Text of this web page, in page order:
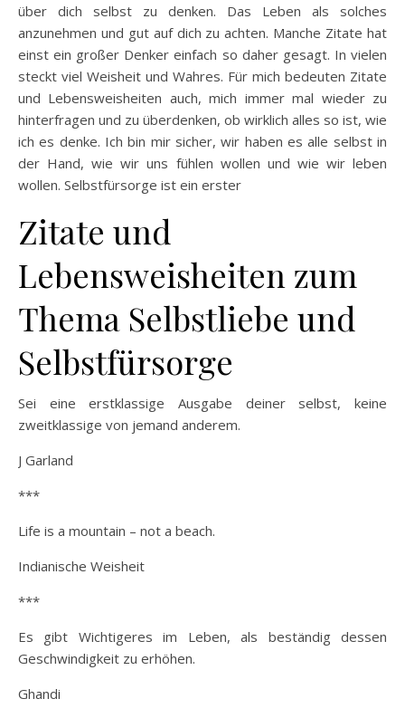
über dich selbst zu denken. Das Leben als solches
anzunehmen und gut auf dich zu achten. Manche Zitate hat
einst ein großer Denker einfach so daher gesagt. In vielen
steckt viel Weisheit und Wahres. Für mich bedeuten Zitate
und Lebensweisheiten auch, mich immer mal wieder zu
hinterfragen und zu überdenken, ob wirklich alles so ist, wie
ich es denke. Ich bin mir sicher, wir haben es alle selbst in
der Hand, wie wir uns fühlen wollen und wie wir leben
wollen. Selbstfürsorge ist ein erster
Zitate und
Lebensweisheiten zum
Thema Selbstliebe und
Selbstfürsorge
Sei eine erstklassige Ausgabe deiner selbst, keine
zweitklassige von jemand anderem.
J Garland
***
Life is a mountain – not a beach.
Indianische Weisheit
***
Es gibt Wichtigeres im Leben, als beständig dessen
Geschwindigkeit zu erhöhen.
Ghandi